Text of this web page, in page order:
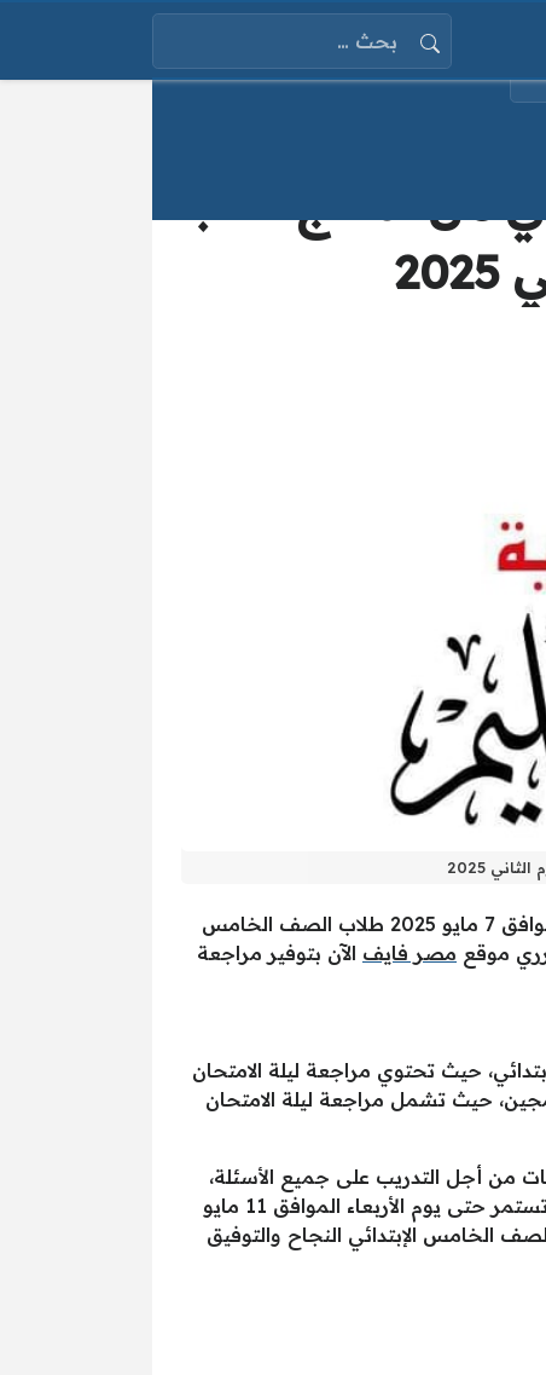
البحث عن:
2025
ننشر لكم مراجعة ليلة الامتحان في مادة الرياضيات للصف الخامس الابتدائي، لقد بدأ يوم أمس السبت الموافق 7 مايو 2025 طلاب الصف الخامس
مصر فايف الآن بتوفير مراجعة
حيث تحتوي مراجعة ليلة الامتحان
حيث تشمل مراجعة ليلة الامتحان
من أجل التدريب على جميع الأسئلة،
والجدير بالذكر أن اختبارات الصف الخامس الإبتدائي ستنعقد بداية من يوم السبت الموافق 7 مايو 2025 وتستمر حتى يوم الأربعاء الموافق 11 مايو
الخامس الإبتدائي النجاح والتوفيق